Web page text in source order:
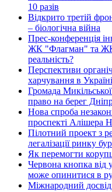
10 разів
Відкрито третій
– біологічна війна
Прес-конференція
ЖК "Флагман" та
реальність?
Перспективи
харчування в
Громада
право на берег
Нова спроба
проспекті Алішера
Пілотний проект з
легалізації ринку
Як перемогти
Червона кнопка від
може опинитися в
Міжнародний досвід